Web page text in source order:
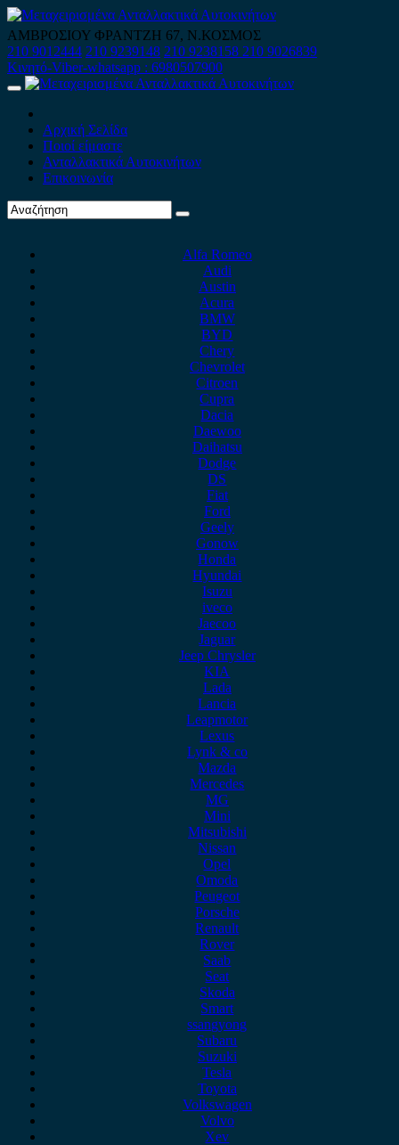
Skip
to
content
ΑΜΒΡΟΣΙΟΥ ΦΡΑΝΤΖΗ 67, Ν.ΚΟΣΜΟΣ
210 9012444 210 9239148 210 9238158 210 9026839
Κινητό-Viber-whatsapp : 6980507900
Primary
Αρχική Σελίδα
Ποιοί είμαστε
Ανταλλακτικά Αυτοκινήτων
Επικοινωνία
Alfa Romeo
Audi
Austin
Acura
BMW
BYD
Chery
Chevrolet
Citroen
Cupra
Dacia
Daewoo
Daihatsu
Dodge
DS
Fiat
Ford
Geely
Gonow
Honda
Hyundai
Isuzu
iveco
Jaecoo
Jaguar
Jeep Chrysler
KIA
Lada
Lancia
Leapmotor
Lexus
Lynk & co
Mazda
Mercedes
MG
Mini
Mitsubishi
Nissan
Opel
Omoda
Peugeot
Porsche
Renault
Rover
Saab
Seat
Skoda
Smart
ssangyong
Subaru
Suzuki
Tesla
Toyota
Volkswagen
Volvo
Xev